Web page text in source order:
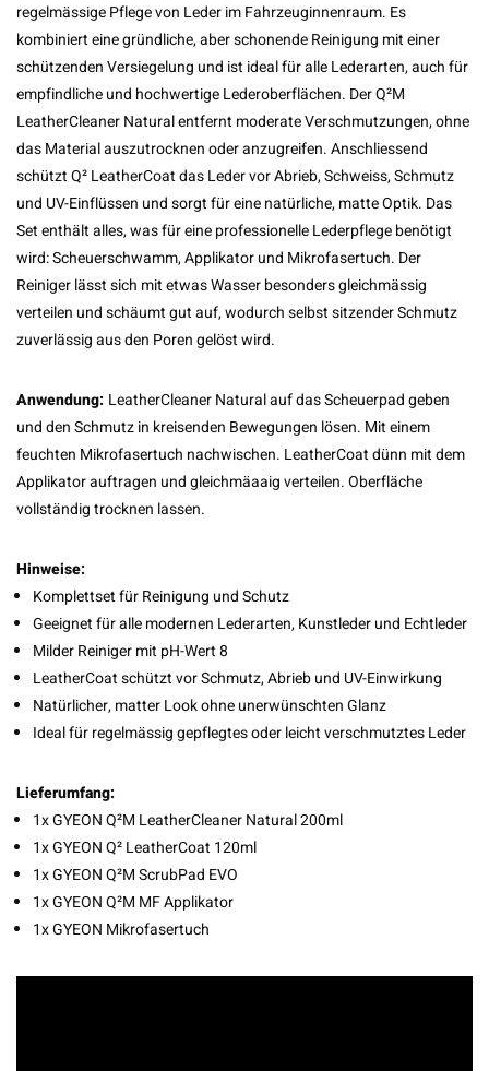
regelmässige Pflege von Leder im Fahrzeuginnenraum. Es
kombiniert eine gründliche, aber schonende Reinigung mit einer
schützenden Versiegelung und ist ideal für alle Lederarten, auch für
empfindliche und hochwertige Lederoberflächen. Der Q²M
LeatherCleaner Natural entfernt moderate Verschmutzungen, ohne
das Material auszutrocknen oder anzugreifen. Anschliessend
schützt Q² LeatherCoat das Leder vor Abrieb, Schweiss, Schmutz
und UV-Einflüssen und sorgt für eine natürliche, matte Optik. Das
Set enthält alles, was für eine professionelle Lederpflege benötigt
wird: Scheuerschwamm, Applikator und Mikrofasertuch. Der
Reiniger lässt sich mit etwas Wasser besonders gleichmässig
verteilen und schäumt gut auf, wodurch selbst sitzender Schmutz
zuverlässig aus den Poren gelöst wird.
Anwendung: LeatherCleaner Natural auf das Scheuerpad geben
und den Schmutz in kreisenden Bewegungen lösen. Mit einem
feuchten Mikrofasertuch nachwischen. LeatherCoat dünn mit dem
Applikator auftragen und gleichmäaaig verteilen. Oberfläche
vollständig trocknen lassen.
Hinweise:
Komplettset für Reinigung und Schutz
Geeignet für alle modernen Lederarten, Kunstleder und Echtleder
Milder Reiniger mit pH-Wert 8
LeatherCoat schützt vor Schmutz, Abrieb und UV-Einwirkung
Natürlicher, matter Look ohne unerwünschten Glanz
Ideal für regelmässig gepflegtes oder leicht verschmutztes Leder
Lieferumfang:
1x GYEON Q²M LeatherCleaner Natural 200ml
1x GYEON Q² LeatherCoat 120ml
1x GYEON Q²M ScrubPad EVO
1x GYEON Q²M MF Applikator
1x GYEON Mikrofasertuch